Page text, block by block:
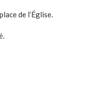
de l’Église.